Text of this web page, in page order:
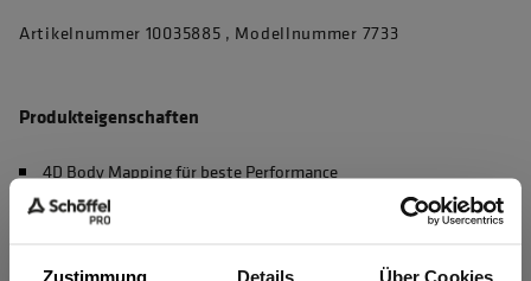
Zustimmung Details Über Cookies
Artikelnummer 10035885 , Modellnummer 7733
Produkteigenschaften
4D Body Mapping für beste Performance
Waschbar bei 60°C, max. 50 Haushaltswäschen (EN 20471)